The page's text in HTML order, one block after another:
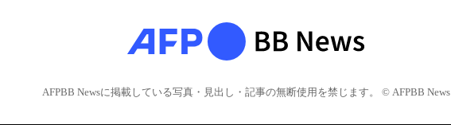
AFPBB Newsに掲載している写真・見出し・記事の無断使用を禁じます。 © AFPBB News